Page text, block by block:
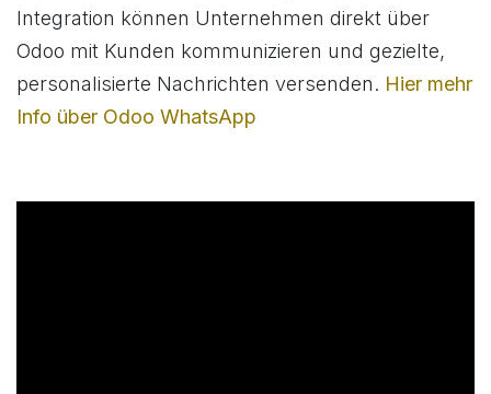
Integration können Unternehmen direkt über
Odoo mit Kunden kommunizieren und gezielte,
personalisierte Nachrichten versenden. Hier mehr
Info über Odoo WhatsApp